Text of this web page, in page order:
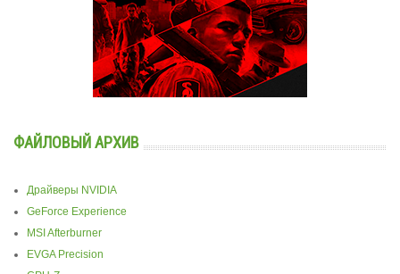
ФАЙЛОВЫЙ АРХИВ
Драйверы NVIDIA
GeForce Experience
MSI Afterburner
EVGA Precision